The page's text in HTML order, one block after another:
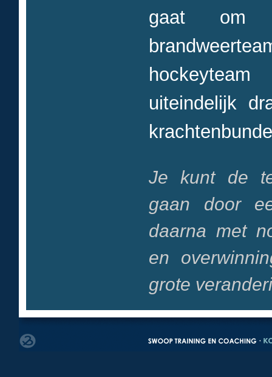
gaat om
uiteindelijk
Je kunt de
gaan door
daarna met
en
grote